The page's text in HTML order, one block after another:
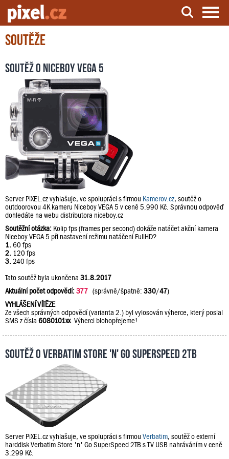
Server o natáčení a zpracování videa
Soutěže
Soutěž o Niceboy VEGA 5
Server PiXEL.cz vyhlašuje, ve spolupráci s firmou Kamerov.cz, soutěž o
outdoorovou 4K kameru Niceboy VEGA 5 v ceně 5.990 Kč. Správnou odpověď
dohledáte na webu distributora niceboy.cz
Soutěžní otázka: Kolip fps (frames per second) dokáže natáčet akční kamera
Niceboy VEGA 5 při nastavení režimu natáčení FullHD?
1. 60 fps
2. 120 fps
3. 240 fps
Tato soutěž byla ukončena 31.8.2017
Aktuální počet odpovědí:377 (správně/špatně: 330/47)
VYHLÁŠENÍ VÍTĚZE
Ze všech správných odpovědí (varianta 2.) byl vylosován výherce, který poslal
SMS z čísla 6080101xx. Výherci blohopřejeme!
Soutěž o Verbatim Store 'n' Go SuperSpeed 2TB
Server PiXEL.cz vyhlašuje, ve spolupráci s firmou Verbatim, soutěž o externí
harddisk Verbatim Store 'n' Go SuperSpeed 2TB s TV USB nahráváním v ceně
3.299 Kč.